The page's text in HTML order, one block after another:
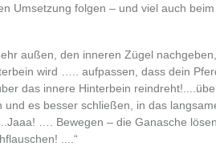
Umsetzung folgen – und viel auch beim
außen, den inneren Zügel
wird ….. aufpassen, dass dein
das innere Hinterbein
es besser schließen, in das
…. Bewegen – die Ganasche
....“